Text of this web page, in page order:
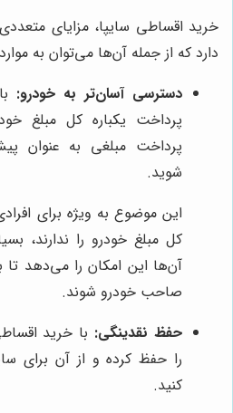
خرید اقساطی سایپا، مزایای
دارد که از جمله آن‌ها می‌توان به
دسترسی آسان‌تر به خودرو:
پرداخت یکباره کل مبلغ
پرداخت مبلغی به عنوان
شوید.
این موضوع به ویژه برای
کل مبلغ خودرو را ندارند،
آن‌ها این امکان را می‌دهد تا
صاحب خودرو شوند.
حفظ نقدینگی: با خرید
را حفظ کرده و از آن برای
کنید.